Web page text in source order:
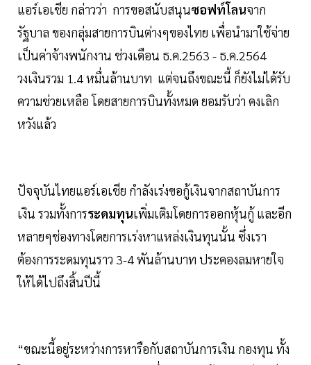
แอร์เอเชีย กล่าวว่า การขอสนับสนุนซอฟท์โลนจาก
รัฐบาล ของกลุ่มสายการบินต่างๆของไทย เพื่อนำมาใช้จ่าย
เป็นค่าจ้างพนักงาน ช่วงเดือน ธ.ค.2563 - ธ.ค.2564
วงเงินรวม 1.4 หมื่นล้านบาท แต่จนถึงขณะนี้ ก็ยังไม่ได้รับ
ความช่วยเหลือ โดยสายการบินทั้งหมด ยอมรับว่า คงเลิก
หวังแล้ว
ปัจจุบันไทยแอร์เอเชีย กำลังเร่งขอกู้เงินจากสถาบันการ
เงิน รวมทั้งการระดมทุนเพิ่มเติมโดยการออกหุ้นกู้ และอีก
หลายๆช่องทางโดยการเร่งหาแหล่งเงินทุนนั้น ซึ่งเรา
ต้องการระดมทุนราว 3-4 พันล้านบาท ประคองลมหายใจ
ให้ได้ไปถึงสิ้นปีนี้
“ขณะนี้อยู่ระหว่างการหารือกับสถาบันการเงิน กองทุน ทั้ง